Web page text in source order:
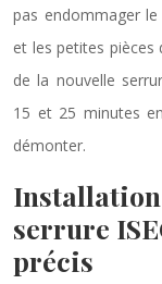
pas endommager
et les petites
de la nouvelle
15 et 25 minutes
démonter.
serrure
précis